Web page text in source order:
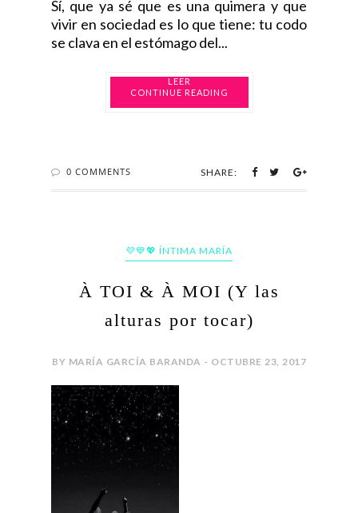
Sí, que ya sé que es una quimera y que
vivir en sociedad es lo que tiene: tu codo
se clava en el estómago del...
CONTINUE READING
0 COMMENTS SHARE:
💜💙💖 ÍNTIMA MARÍA
À TOI & À MOI (Y las
alturas por tocar)
BY MARÍA GARCÍA BARANDA - OCTUBRE 23, 2017